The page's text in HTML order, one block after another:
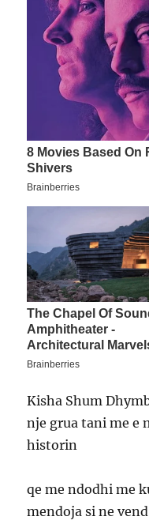
Kisha Shum
nje grua tani me e
historin
qe me ndodhi me
mendoja si ne